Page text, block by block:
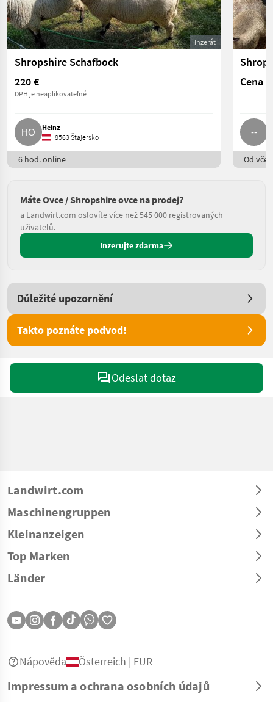
Inzerát
Shropshire Schafbock
220 €
DPH je neaplikovateľné
Heinz
8563 Štajersko
6 hod. online
Cena
Od
Máte Ovce / Shropshire ovce na prodej?
a Landwirt.com oslovíte více než 545 000 registrovaných
uživatelů.
Inzerujte zdarma
Důležité upozornění
Takto poznáte podvod!
Odeslat dotaz
Landwirt.com
Maschinengruppen
Kleinanzeigen
Top Marken
Länder
Impressum a ochrana osobních údajů
Nápověda Österreich | EUR